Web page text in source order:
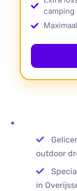
camping
outdoor
in